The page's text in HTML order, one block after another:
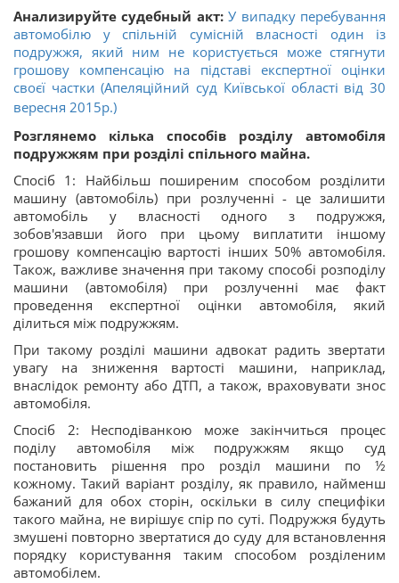
Анализируйте судебный акт:У випадку перебування
автомобілю у спільній сумісній власності один із
подружжя, який ним не користується може стягнути
грошову компенсацію на підставі експертної оцінки
своєї частки (Апеляційний суд Київської області від 30
вересня 2015р.)
Розглянемо кілька способів розділу автомобіля
подружжям при розділі спільного майна.
Спосіб 1: Найбільш поширеним способом розділити
машину (автомобіль) при розлученні - це залишити
автомобіль у власності одного з подружжя,
зобов'язавши його при цьому виплатити іншому
грошову компенсацію вартості інших 50% автомобіля.
Також, важливе значення при такому способі розподілу
машини (автомобіля) при розлученні має факт
проведення експертної оцінки автомобіля, який
ділиться між подружжям.
При такому розділі машини адвокат радить звертати
увагу на зниження вартості машини, наприклад,
внаслідок ремонту або ДТП, а також, враховувати знос
автомобіля.
Спосіб 2: Несподіванкою може закінчиться процес
поділу автомобіля між подружжям якщо суд
постановить рішення про розділ машини по ½
кожному. Такий варіант розділу, як правило, найменш
бажаний для обох сторін, оскільки в силу специфіки
такого майна, не вирішує спір по суті. Подружжя будуть
змушені повторно звертатися до суду для встановлення
порядку користування таким способом розділеним
автомобілем.